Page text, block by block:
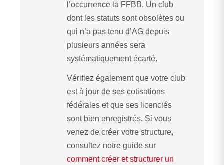
l’occurrence la FFBB. Un club
dont les statuts sont obsolètes ou
qui n’a pas tenu d’AG depuis
plusieurs années sera
systématiquement écarté.
Vérifiez également que votre club
est à jour de ses cotisations
fédérales et que ses licenciés
sont bien enregistrés. Si vous
venez de créer votre structure,
consultez notre guide sur
comment créer et structurer un